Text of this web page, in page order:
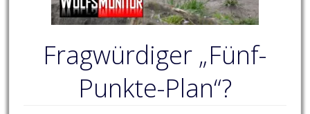
Fragwürdiger „Fünf-
Punkte-Plan“?